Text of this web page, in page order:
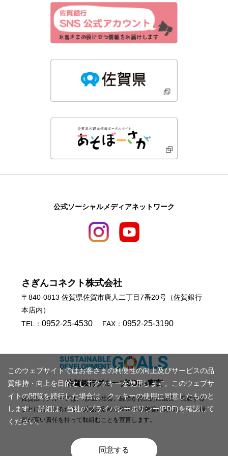
公式ソーシャルメディアネットワーク
さぎんコネクト株式会社
〒840-0813 佐賀県佐賀市唐人二丁目7番20号（佐賀銀行
本店内）
TEL： 0952-25-4530 FAX： 0952-25-3190
佐賀銀行グループSDGs宣言
佐賀銀行グループは、地域の社会、経済が持続的に成長・発展する
ことに貢献するため、国連が定めたSDGｓの趣旨に賛同し、全役職
員が高い責任を持って取組むことを宣言します。
このウェブサイトではお客さまの利便性の向上及びサービスの品
質維持・向上を目的としてクッキーを使用します。このウェブサ
イトの閲覧を続行した場合は、クッキーの使用に同意したものと
します。 詳細は、当社のプライバシーポリシー(PDF)を確認して
ください。
同意する